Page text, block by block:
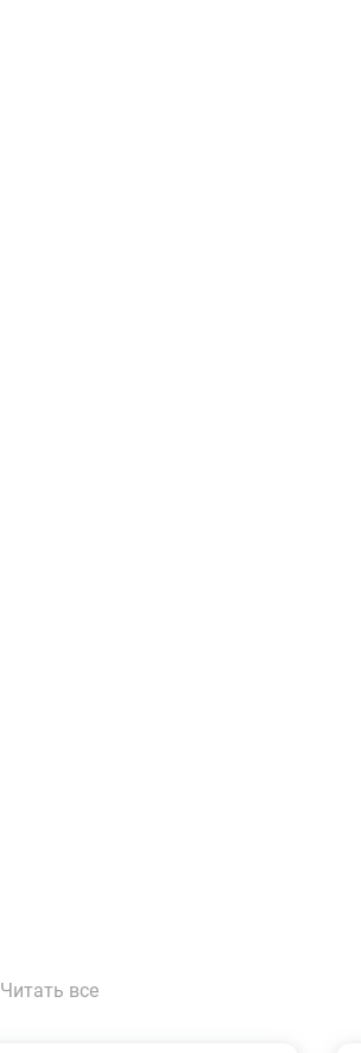
Читать все